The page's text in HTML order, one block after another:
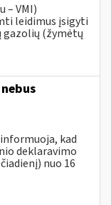
– VMI)
leidimus įsigyti
gazolių (žymėtų
kad
deklaravimo
nuo 16